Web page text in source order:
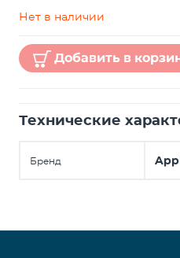
Нет в наличии
Добавить в
Технические
Бренд